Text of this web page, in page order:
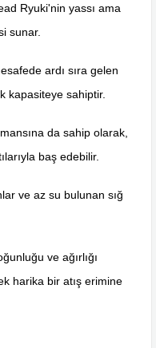
Ryuki'nin yassı ama
sunar.
ardı sıra gelen
kapasiteye sahiptir.
da sahip olarak,
baş edebilir.
ve az su bulunan sığ
ve ağırlığı
harika bir atış erimine